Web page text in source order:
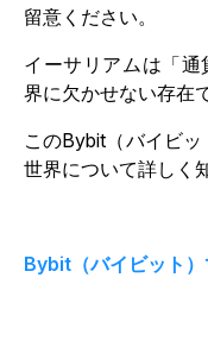
留意ください。
イーサリアムは「通
界に欠かせない存在
このBybit（バイビ
世界について詳しく
Bybit（バイビット